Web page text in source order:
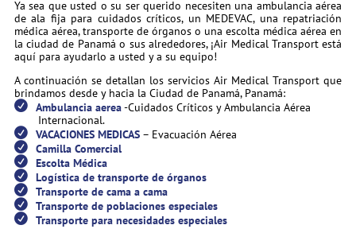
Ya sea que usted o su ser querido necesiten una ambulancia aérea
de ala fija para cuidados críticos, un MEDEVAC, una repatriación
médica aérea, transporte de órganos o una escolta médica aérea en
la ciudad de Panamá o sus alrededores, ¡Air Medical Transport está
aquí para ayudarlo a usted y a su equipo!
A continuación se detallan los servicios Air Medical Transport que
brindamos desde y hacia la Ciudad de Panamá, Panamá:
Ambulancia aerea-Cuidados Críticos y Ambulancia Aérea
Internacional.
VACACIONES MEDICAS– Evacuación Aérea
Camilla Comercial
Escolta Médica
Logística de transporte de órganos
Transporte de cama a cama
Transporte de poblaciones especiales
Transporte para necesidades especiales